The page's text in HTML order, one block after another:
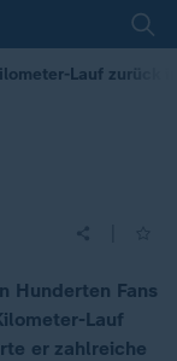
Lauf zurück
Hunderten Fans
Lauf
er zahlreiche